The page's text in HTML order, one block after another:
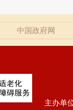
中国政府网
主办单